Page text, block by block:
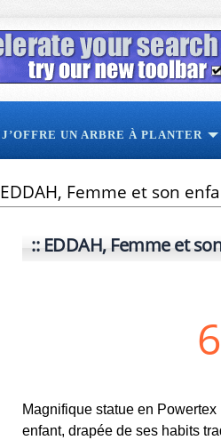
J’OFFRE UN ARBRE À PLANTER
EDDAH, Femme et son
EDDAH, Femme et
Magnifique statue en
enfant, drapée de ses habits